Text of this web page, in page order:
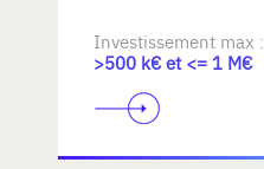
Investissement max :
>500 k€ et <= 1 M€